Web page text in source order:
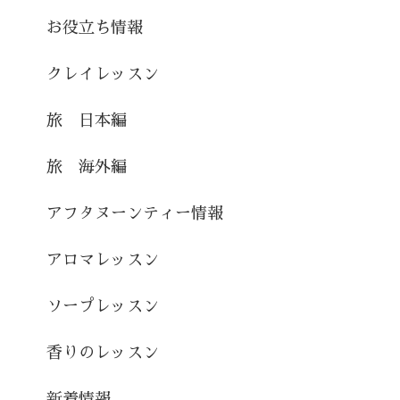
お役立ち情報
クレイレッスン
旅 日本編
旅 海外編
アフタヌーンティー情報
アロマレッスン
ソープレッスン
香りのレッスン